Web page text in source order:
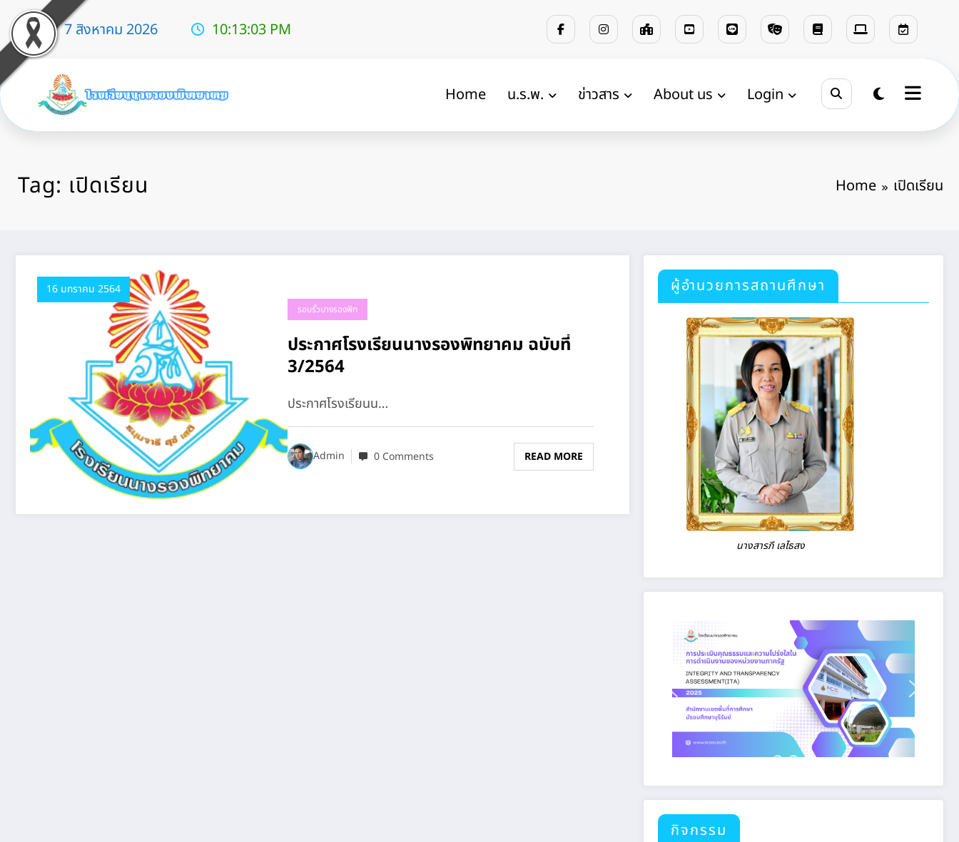
7 สิงหาคม 2026 10:13:04 PM
Home น.ร.พ. ข่าวสาร About us Login
Tag: เปิดเรียน Home เปิดเรียน
16 มกราคม 2564
รอบรั้วนางรองพิท
ประกาศโรงเรียนนางรองพิทยาคม ฉบับที่
3/2564
ประกาศโรงเรียนน…
Admin 0 Comments READ MORE
ผู้อำนวยการสถานศึกษา
นางสารภี เลไธสง
กิจกรรม